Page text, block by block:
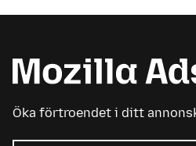
Öka förtroendet i ditt